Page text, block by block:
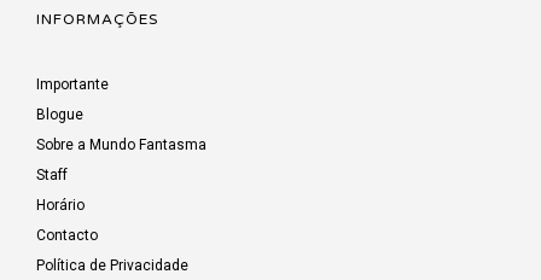
INFORMAÇÕES
Importante
Blogue
Sobre a Mundo Fantasma
Staff
Horário
Contacto
Política de Privacidade